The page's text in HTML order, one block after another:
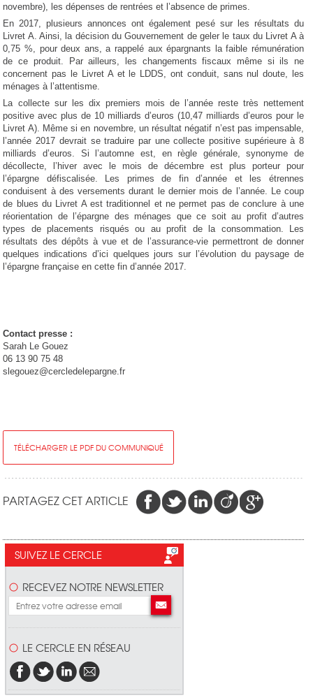
novembre), les dépenses de rentrées et l’absence de primes.
En 2017, plusieurs annonces ont également pesé sur les résultats du
Livret A. Ainsi, la décision du Gouvernement de geler le taux du Livret A à
0,75 %, pour deux ans, a rappelé aux épargnants la faible rémunération
de ce produit. Par ailleurs, les changements fiscaux même si ils ne
concernent pas le Livret A et le LDDS, ont conduit, sans nul doute, les
ménages à l’attentisme.
La collecte sur les dix premiers mois de l’année reste très nettement
positive avec plus de 10 milliards d’euros (10,47 milliards d’euros pour le
Livret A). Même si en novembre, un résultat négatif n’est pas impensable,
l’année 2017 devrait se traduire par une collecte positive supérieure à 8
milliards d’euros. Si l’automne est, en règle générale, synonyme de
décollecte, l’hiver avec le mois de décembre est plus porteur pour
l’épargne défiscalisée. Les primes de fin d’année et les étrennes
conduisent à des versements durant le dernier mois de l’année. Le coup
de blues du Livret A est traditionnel et ne permet pas de conclure à une
réorientation de l’épargne des ménages que ce soit au profit d’autres
types de placements risqués ou au profit de la consommation. Les
résultats des dépôts à vue et de l’assurance-vie permettront de donner
quelques indications d’ici quelques jours sur l’évolution du paysage de
l’épargne française en cette fin d’année 2017.
Contact presse :
Sarah Le Gouez
06 13 90 75 48
slegouez@cercledelepargne.fr
TÉLÉCHARGER LE PDF DU COMMUNIQUÉ
PARTAGEZ CET ARTICLE
SUIVEZ LE CERCLE
RECEVEZ NOTRE NEWSLETTER
LE CERCLE EN RÉSEAU